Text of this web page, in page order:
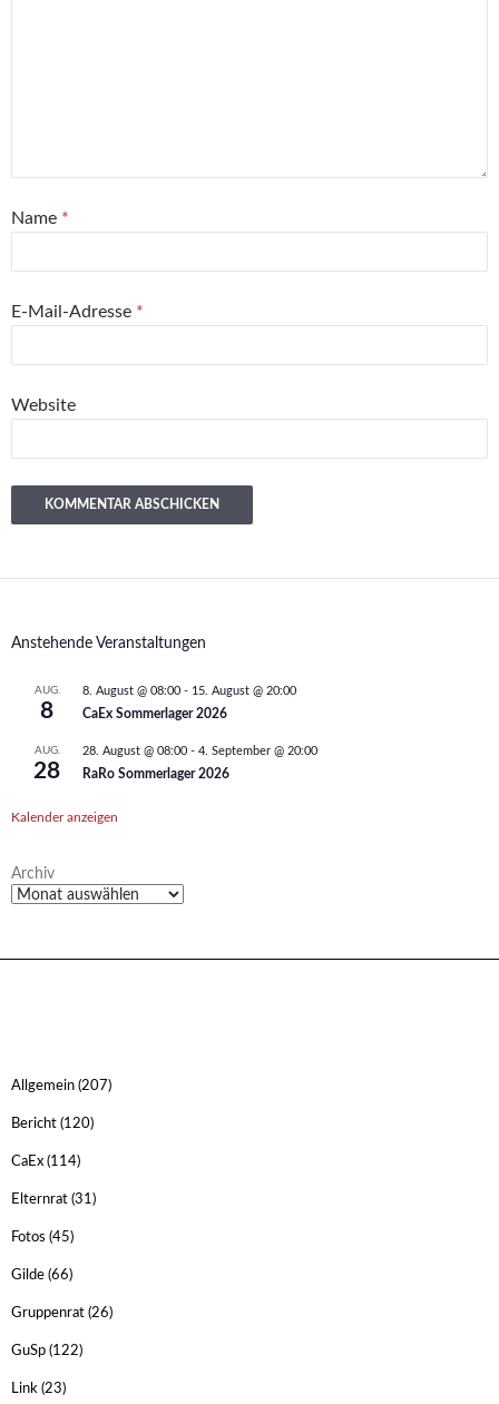
Name *
E-Mail-Adresse *
Website
Anstehende Veranstaltungen
AUG.
8
8. August @ 08:00 - 15. August @ 20:00
CaEx Sommerlager 2026
AUG.
28
28. August @ 08:00 - 4. September @ 20:00
RaRo Sommerlager 2026
Kalender anzeigen
Archiv
Allgemein (207)
Bericht (120)
CaEx (114)
Elternrat (31)
Fotos (45)
Gilde (66)
Gruppenrat (26)
GuSp (122)
Link (23)